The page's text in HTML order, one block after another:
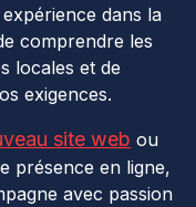
dans la
comprendre les
locales et de
exigences.
site web ou
présence en ligne,
avec passion